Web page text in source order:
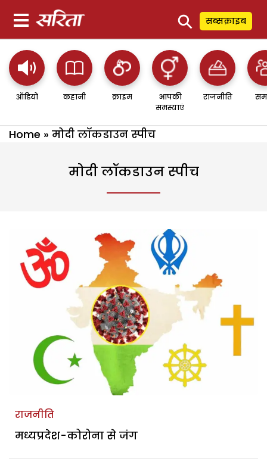
⚲ सब्सक्राइब
ऑडियो कहानी क्राइम
आपकी
समस्याएं
राजनीति
Home » मोदी लॉकडाउन स्पीच
मोदी लॉकडाउन स्पीच
राजनीति
मध्यप्रदेश-कोरोना से जंग